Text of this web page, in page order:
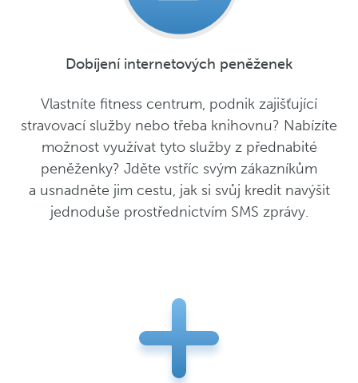
Dobíjení internetových peněženek
Vlastníte fitness centrum, podnik zajišťující
stravovací služby nebo třeba knihovnu? Nabízíte
možnost využívat tyto služby z přednabité
peněženky? Jděte vstříc svým zákazníkům
a usnadněte jim cestu, jak si svůj kredit navýšit
jednoduše prostřednictvím SMS zprávy.